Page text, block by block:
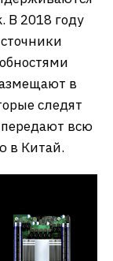
В 2018 году
в
следят
всю
в Китай.